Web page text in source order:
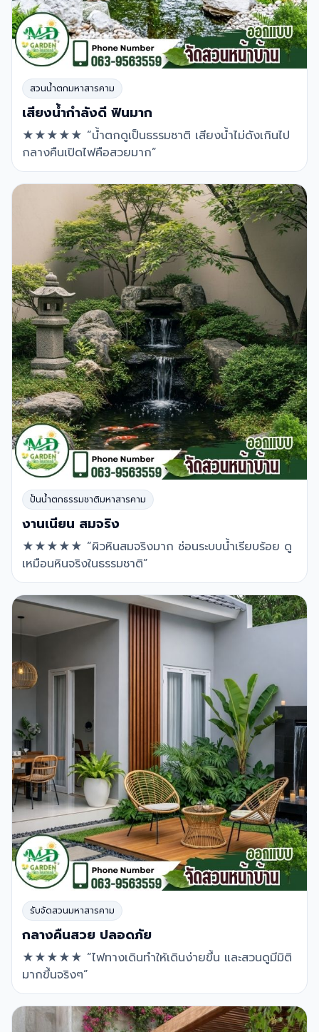
สวนน้ำตกมหาสารคาม
เสียงน้ำกำลังดี ฟินมาก
★★★★★ “น้ำตกดูเป็นธรรมชาติ เสียงน้ำไม่ดังเกินไป
กลางคืนเปิดไฟคือสวยมาก”
ปั้นน้ำตกธรรมชาติมหาสารคาม
งานเนียน สมจริง
★★★★★ “ผิวหินสมจริงมาก ซ่อนระบบน้ำเรียบร้อย ดู
เหมือนหินจริงในธรรมชาติ”
รับจัดสวนมหาสารคาม
กลางคืนสวย ปลอดภัย
★★★★★ “ไฟทางเดินทำให้เดินง่ายขึ้น และสวนดูมีมิติ
มากขึ้นจริงๆ”